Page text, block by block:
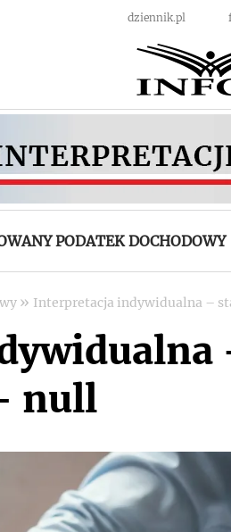
dziennik.pl
PODATEK DOCHODOWY
» Interpretacja indywidualna –
null